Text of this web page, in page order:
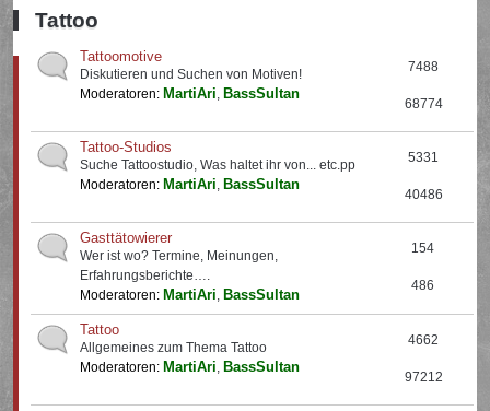
Tattoo
Tattoomotive
Diskutieren und Suchen von Motiven!
Moderatoren: MartiAri, BassSultan
7488
68774
Tattoo-Studios
Suche Tattoostudio, Was haltet ihr von... etc.pp
Moderatoren: MartiAri, BassSultan
5331
40486
Gasttätowierer
Wer ist wo? Termine, Meinungen,
Erfahrungsberichte….
Moderatoren: MartiAri, BassSultan
154
486
Tattoo
Allgemeines zum Thema Tattoo
Moderatoren: MartiAri, BassSultan
4662
97212